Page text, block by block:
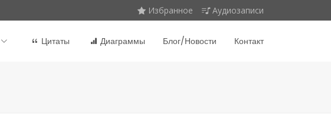
Избранное Аудиозаписи
Цитаты Диаграммы Блог/Новости Контакт